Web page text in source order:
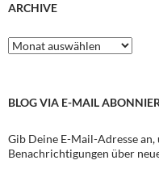
ARCHIVE
Archive
BLOG VIA E-MAIL
Gib Deine E-Mail-Adresse
Benachrichtigungen über